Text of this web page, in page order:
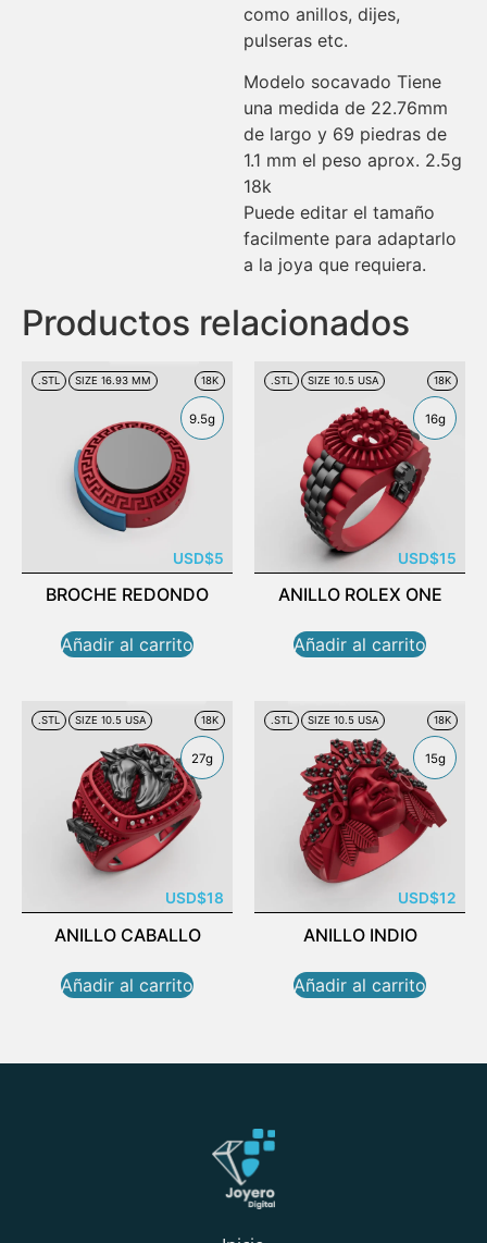
como anillos, dijes,
pulseras etc.
Modelo socavado Tiene
una medida de 22.76mm
de largo y 69 piedras de
1.1 mm el peso aprox. 2.5g
18k
Puede editar el tamaño
facilmente para adaptarlo
a la joya que requiera.
Productos relacionados
.STL SIZE 16.93 MM 18K
9.5g
USD$5
BROCHE REDONDO
Añadir al carrito
.STL SIZE 10.5 USA 18K
16g
USD$15
ANILLO ROLEX ONE
Añadir al carrito
.STL SIZE 10.5 USA 18K
27g
USD$18
ANILLO CABALLO
Añadir al carrito
.STL SIZE 10.5 USA 18K
15g
USD$12
ANILLO INDIO
Añadir al carrito